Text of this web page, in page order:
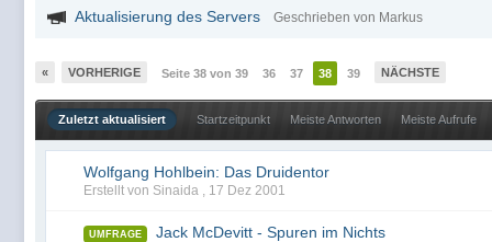
Aktualisierung des Servers Geschrieben von Markus
« VORHERIGE Seite 38 von 39 36 37 38 39 NÄCHSTE
Zuletzt aktualisiert Startzeitpunkt Meiste Antworten Meiste Aufrufe
Wolfgang Hohlbein: Das Druidentor
Erstellt von Sinaida , 17 Dez 2001
UMFRAGE Jack McDevitt - Spuren im Nichts